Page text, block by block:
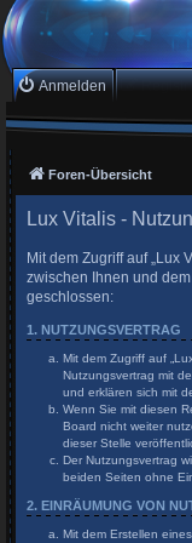
Anmelden
Foren-Übersicht
Lux Vitalis -
Mit dem Zugriff auf „Lux
zwischen Ihnen und
geschlossen:
1. NUTZUNGSVERTRAG
Mit dem Zugriff auf
Nutzungsvertrag mit
und erklären sich mit
Wenn Sie mit diesen
Board nicht weiter
dieser Stelle
Der Nutzungsvertrag
beiden Seiten ohne
2. EINRÄUMUNG VON
Mit dem Erstellen